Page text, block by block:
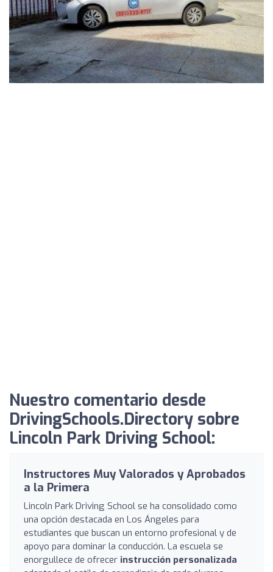
Nuestro comentario desde
DrivingSchools.Directory sobre
Lincoln Park Driving School:
Instructores Muy Valorados y Aprobados
a la Primera
Lincoln Park Driving School se ha consolidado como
una opción destacada en Los Ángeles para
estudiantes que buscan un entorno profesional y de
apoyo para dominar la conducción. La escuela se
enorgullece de ofrecer instrucción personalizada